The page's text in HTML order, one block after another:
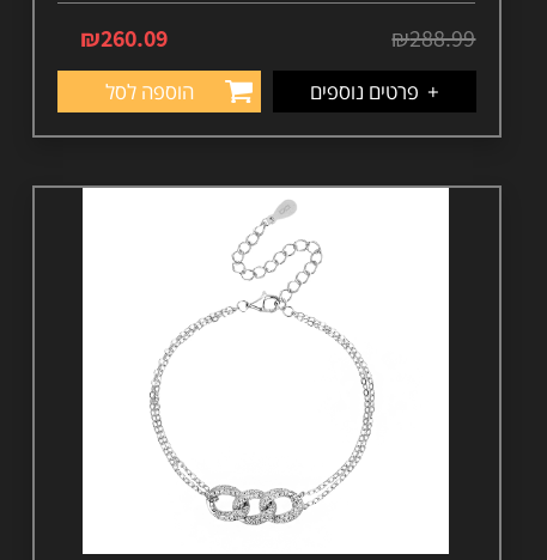
₪288.99
₪260.09
+ פרטים נוספים הוספה לסל